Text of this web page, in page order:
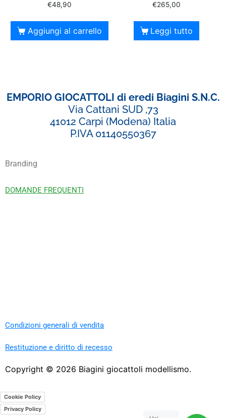
€48,90
Aggiungi al carrello
€265,00
Leggi tutto
EMPORIO GIOCATTOLI di eredi Biagini S.N.C.
Via Cattani SUD ,73
41012 Carpi (Modena) Italia
P.IVA 01140550367
Branding
DOMANDE FREQUENTI
Condizioni generali di vendita
Restituzione e diritto di recesso
Copyright © 2026 Biagini giocattoli modellismo.
Cookie Policy
Privacy Policy